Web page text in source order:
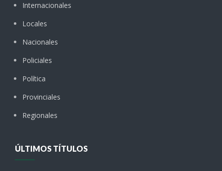
Internacionales
Locales
Nacionales
Policiales
Política
Provinciales
Regionales
ÚLTIMOS TÍTULOS